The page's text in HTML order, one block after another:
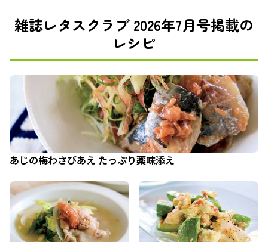
雑誌レタスクラブ 2026年7月号掲載の
レシピ
あじの梅わさびあえ たっぷり薬味添え